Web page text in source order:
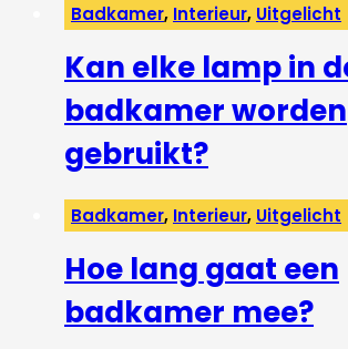
Badkamer, Interieur, Uitgelicht
Kan elke lamp in
badkamer worden
gebruikt?
Badkamer, Interieur, Uitgelicht
Hoe lang gaat een
badkamer mee?